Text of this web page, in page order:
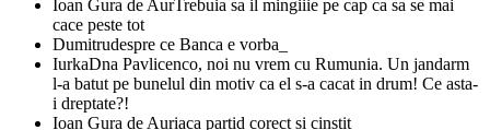
Ioan Gura de AurTrebuia sa il mingiiie pe cap ca sa se mai
cace peste tot
Dumitrudespre ce Banca e vorba_
IurkaDna Pavlicenco, noi nu vrem cu Rumunia. Un jandarm
l-a batut pe bunelul din motiv ca el s-a cacat in drum! Ce asta-
i dreptate?!
Ioan Gura de Auriaca partid corect si cinstit